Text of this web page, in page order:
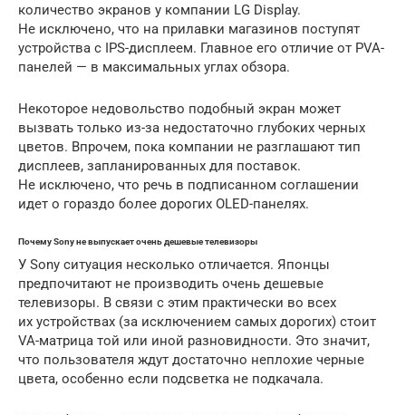
количество экранов у компании LG Display.
Не исключено, что на прилавки магазинов поступят
устройства с IPS-дисплеем. Главное его отличие от PVA-
панелей — в максимальных углах обзора.
Некоторое недовольство подобный экран может
вызвать только из-за недостаточно глубоких черных
цветов. Впрочем, пока компании не разглашают тип
дисплеев, запланированных для поставок.
Не исключено, что речь в подписанном соглашении
идет о гораздо более дорогих OLED-панелях.
Почему Sony не выпускает очень дешевые телевизоры
У Sony ситуация несколько отличается. Японцы
предпочитают не производить очень дешевые
телевизоры. В связи с этим практически во всех
их устройствах (за исключением самых дорогих) стоит
VA-матрица той или иной разновидности. Это значит,
что пользователя ждут достаточно неплохие черные
цвета, особенно если подсветка не подкачала.